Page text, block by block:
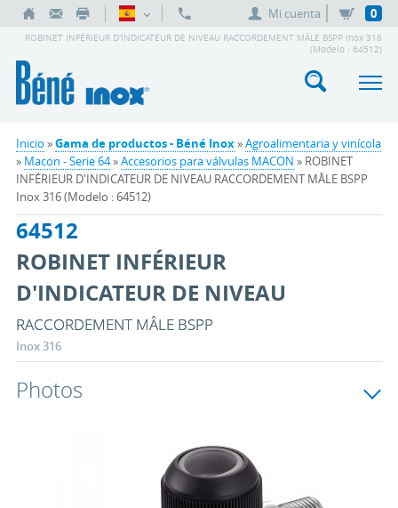
Mi cuenta 0
ROBINET INFÉRIEUR D'INDICATEUR DE NIVEAU RACCORDEMENT MÂLE BSPP Inox 316
(Modelo : 64512)
Inicio »Gama de productos - Béné Inox»Agroalimentaria y vinícola
» Macon - Serie 64»Accesorios para válvulas MACON » ROBINET
INFÉRIEUR D'INDICATEUR DE NIVEAU RACCORDEMENT MÂLE BSPP
Inox 316 (Modelo : 64512)
64512
ROBINET INFÉRIEUR
D'INDICATEUR DE NIVEAU
RACCORDEMENT MÂLE BSPP
Inox 316
Photos